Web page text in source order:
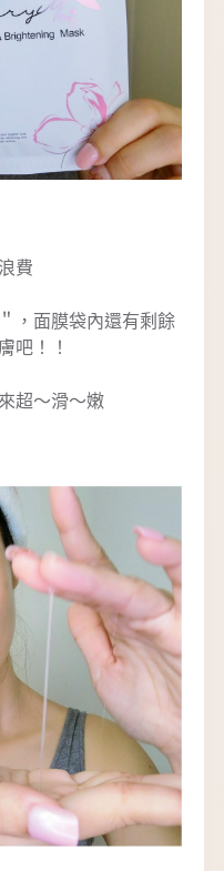
費
，面膜袋內還有剩餘
吧！！
超～滑～嫩